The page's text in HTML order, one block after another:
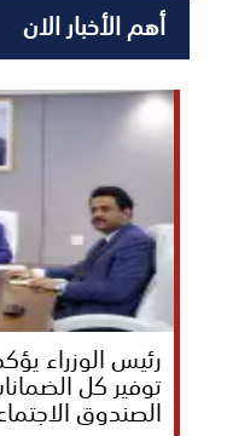
أهم الأخبار الان
رئيس الوزراء
توفير كل
الصندوق